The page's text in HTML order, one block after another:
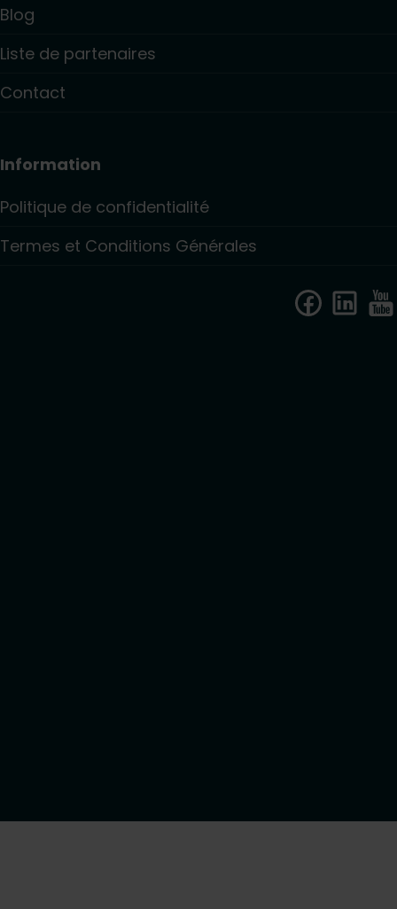
Blog
Liste de partenaires
Contact
Information
Politique de confidentialité
Termes et Conditions Générales